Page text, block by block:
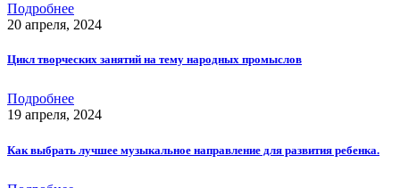
Подробнее
20 апреля, 2024
Цикл творческих занятий на тему народных промыслов
Подробнее
19 апреля, 2024
Как выбрать лучшее музыкальное направление для развития ребенка.